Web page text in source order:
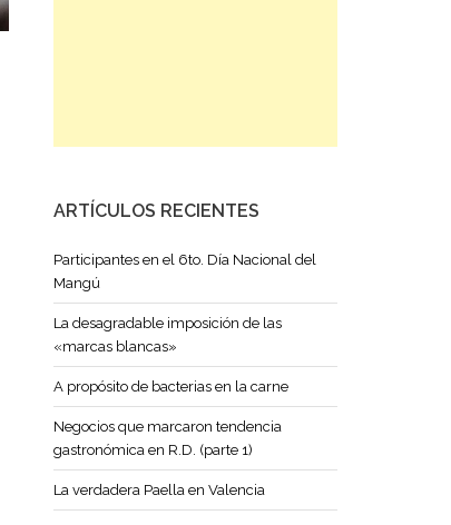
ARTÍCULOS RECIENTES
Participantes en el 6to. Día Nacional del
Mangú
La desagradable imposición de las
«marcas blancas»
A propósito de bacterias en la carne
Negocios que marcaron tendencia
gastronómica en R.D. (parte 1)
La verdadera Paella en Valencia